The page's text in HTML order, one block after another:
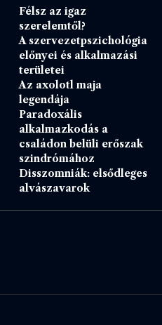
Félsz az igaz
szerelemtől?
A szervezetpszichológia
előnyei és alkalmazási
területei
Az axolotl maja
legendája
Paradoxális
alkalmazkodás a
családon belüli erőszak
szindrómához
Disszomniák: elsődleges
alvászavarok